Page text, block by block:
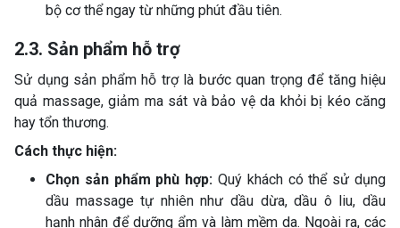
bộ cơ thể ngay từ những phút đầu tiên.
2.3. Sản phẩm hỗ trợ
Sử dụng sản phẩm hỗ trợ là bước quan trọng để tăng hiệu
quả massage, giảm ma sát và bảo vệ da khỏi bị kéo căng
hay tổn thương.
Cách thực hiện:
Chọn sản phẩm phù hợp: Quý khách có thể sử dụng
dầu massage tự nhiên như dầu dừa, dầu ô liu, dầu
hạnh nhân để dưỡng ẩm và làm mềm da. Ngoài ra, các